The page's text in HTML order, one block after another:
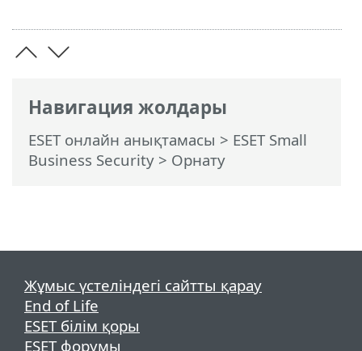
Навигация жолдары
ESET онлайн анықтамасы > ESET Small
Business Security > Орнату
Жұмыс үстеліндегі сайтты қарау
End of Life
ESET білім қоры
ESET форумы